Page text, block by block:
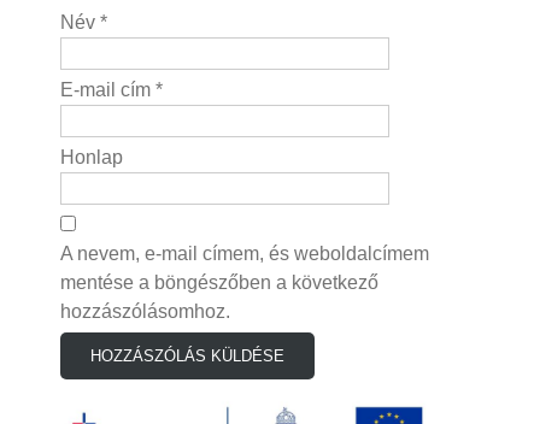
Név *
E-mail cím *
Honlap
A nevem, e-mail címem, és weboldalcímem
mentése a böngészőben a következő
hozzászólásomhoz.